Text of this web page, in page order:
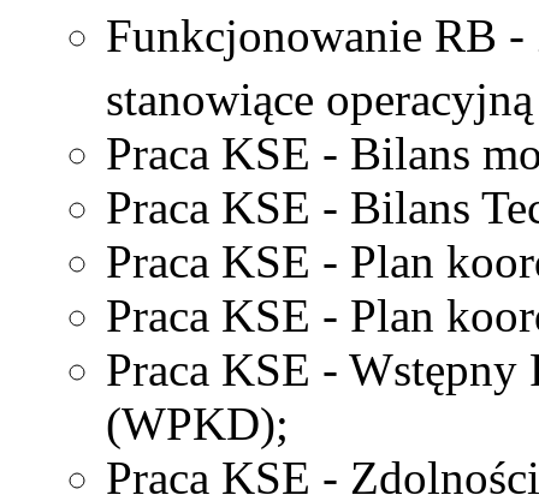
Funkcjonowanie RB
stanowiące
Praca KSE - Bilans
Praca KSE - Bilans
Praca KSE - Plan
Praca KSE - Plan
Praca KSE -
(WPKD);
Praca KSE -